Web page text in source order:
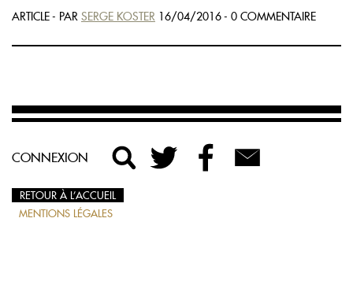
ARTICLE - PAR SERGE KOSTER 16/04/2016 - 0 COMMENTAIRE
CONNEXION
RETOUR À L’ACCUEIL
MENTIONS LÉGALES